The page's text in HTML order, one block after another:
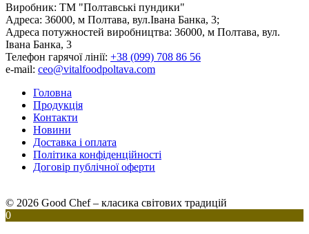
Виробник: ТМ "Полтавські пундики"
Адреса: 36000, м Полтава, вул.Івана Банка, 3;
Адреса потужностей виробництва: 36000, м Полтава, вул.
Івана Банка, 3
Телефон гарячої лінії: +38 (099) 708 86 56
e-mail: ceo@vitalfoodpoltava.com
Головна
Продукція
Контакти
Новини
Доставка і оплата
Політика конфіденційності
Договір публічної оферти
© 2026 Good Chef – класика світових традицій
0